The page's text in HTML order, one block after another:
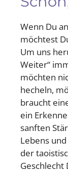
Wenn Du
möchtest
Um uns
Weiter“
möchten
hecheln,
braucht
ein
sanften
Lebens
der
Geschlecht